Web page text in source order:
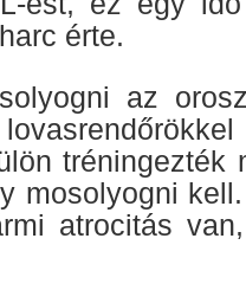
érte.
az
tréningezték
mosolyogni
atrocitás